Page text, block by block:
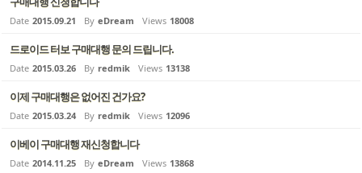
Date 2015.09.21 By eDream Views 18008
드로이드 터보 구매대행 문의 드립니다.
Date 2015.03.26 By redmik Views 13138
이제 구매대행은 없어진 건가요?
Date 2015.03.24 By redmik Views 12096
이베이 구매대행 재신청합니다
Date 2014.11.25 By eDream Views 13868